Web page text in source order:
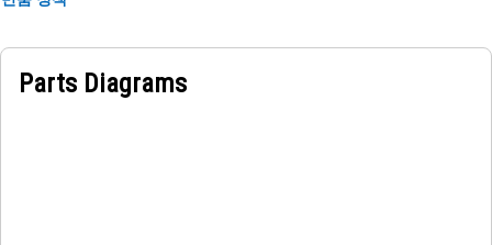
Parts Diagrams